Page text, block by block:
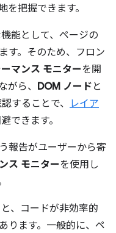
把握できます。
能として、ページの
す。そのため、フロン
マンス モニターを開
がら、 DOM ノード と
することで、
レイア
できます。
報告がユーザーから寄
ス モニターを使用し
、コードが非効率的
ります。一般的に、ペ